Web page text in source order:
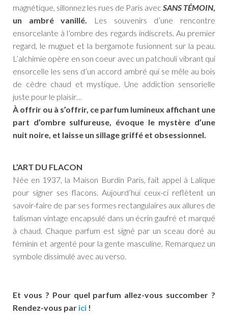
magnétique, sillonnez les rues de Paris avec SANS TÉMOIN,
un ambré vanillé.
Les souvenirs d’une rencontre
ensorcelante à l’ombre des regards indiscrets. Au premier
regard, le muguet et la bergamote fusionnent sur la peau.
L’alchimie opère en son coeur avec un patchouli vibrant qui
ensorcelle les sens d’un accord ambré qui se mêle au bois
de cèdre chaud et mystique. Une addiction sensorielle
juste pour le plaisir…
À offrir ou à s’offrir, ce parfum lumineux affichant une
part d’ombre sulfureuse, évoque le mystère d’une
nuit noire, et laisse un sillage griffé et obsessionnel.
L’ART DU FLACON
Née en 1937, la Maison Burdin Paris, fait appel à Lalique
pour signer ses flacons. Aujourd’hui ceux-ci reflètent un
savoir-faire de par ses formes rectangulaires aux allures de
talisman vintage encapsulé dans un écrin gaufré et marqué
à chaud. Chaque parfum est signé par un sceau doré au
féminin et argenté pour la gente masculine. Remarquez un
symbole dissimulé avec au verso.
Et vous ? Pour quel parfum allez-vous succomber ?
Rendez-vous par ici !